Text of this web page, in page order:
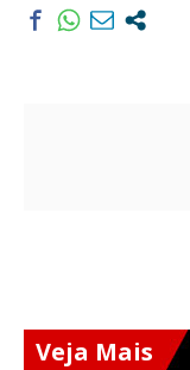
Veja Mais